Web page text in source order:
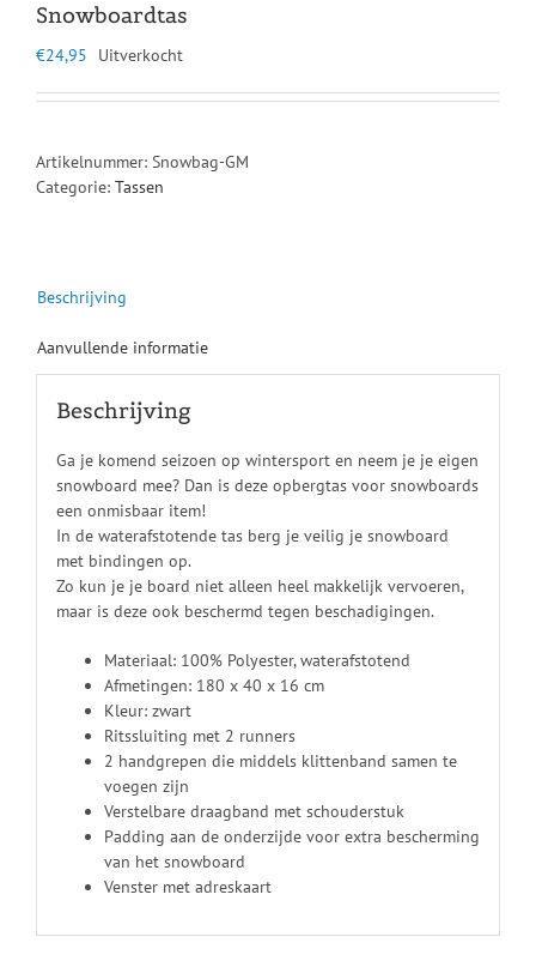
Snowboardtas
€24,95 Uitverkocht
Artikelnummer: Snowbag-GM
Categorie: Tassen
Beschrijving
Aanvullende informatie
Beschrijving
Ga je komend seizoen op wintersport en neem je je eigen
snowboard mee? Dan is deze opbergtas voor snowboards
een onmisbaar item!
In de waterafstotende tas berg je veilig je snowboard
met bindingen op.
Zo kun je je board niet alleen heel makkelijk vervoeren,
maar is deze ook beschermd tegen beschadigingen.
Materiaal: 100% Polyester, waterafstotend
Afmetingen: 180 x 40 x 16 cm
Kleur: zwart
Ritssluiting met 2 runners
2 handgrepen die middels klittenband samen te
voegen zijn
Verstelbare draagband met schouderstuk
Padding aan de onderzijde voor extra bescherming
van het snowboard
Venster met adreskaart